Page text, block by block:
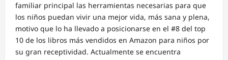
familiar principal las herramientas necesarias para que
los niños puedan vivir una mejor vida, más sana y plena,
motivo que lo ha llevado a posicionarse en el #8 del top
10 de los libros más vendidos en Amazon para niños por
su gran receptividad. Actualmente se encuentra